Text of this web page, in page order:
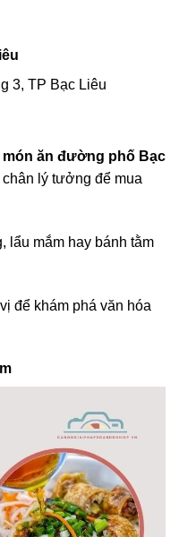
3, TP Bạc Liêu
món ăn đường phố Bạc
lý tưởng để mua
lẩu mắm hay bánh tằm
để khám phá văn hóa